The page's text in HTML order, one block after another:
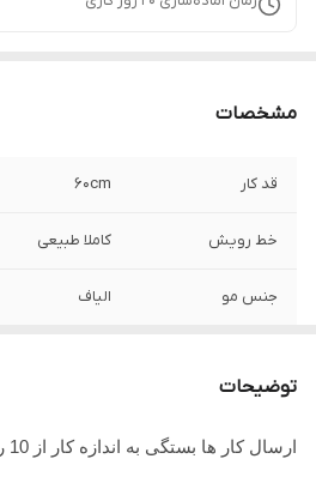
مشخصات
قد کار ۶۰cm
خط رویش کاملا طبیعی
جنس مو الیاف
توضیحات
ارسال کار ها بستگی به اندازه کار از 10 روز تا 25 روز زمان میبرد